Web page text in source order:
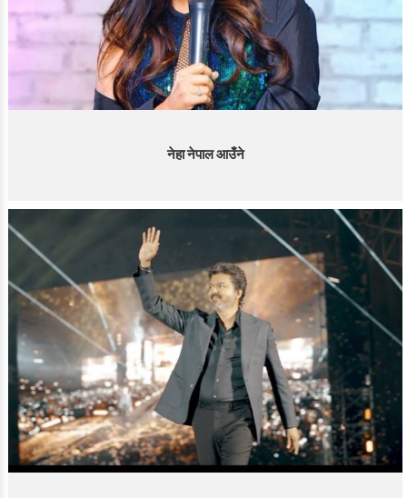
नेहा नेपाल आउँने